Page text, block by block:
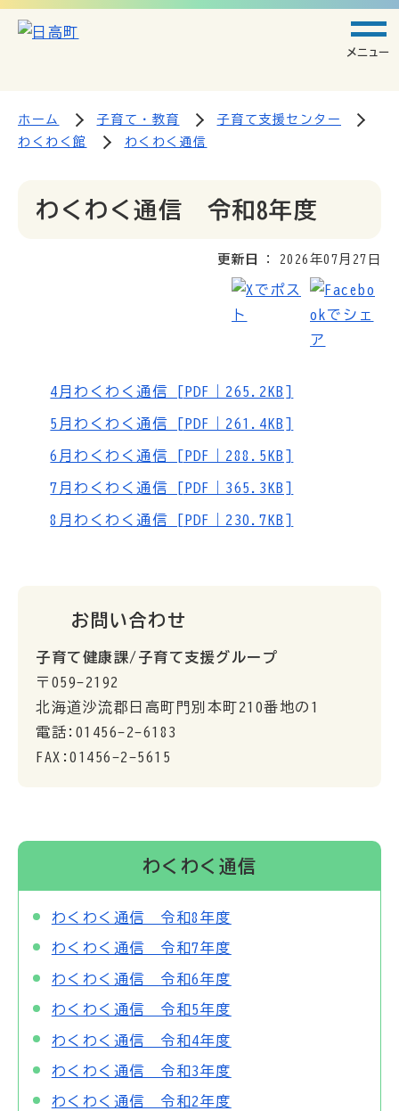
メニュー
ホーム 子育て・教育
子育て支援センター
わくわく館
わくわく通信
わくわく通信 令和8年度
更新日 2026年07月27日
4月わくわく通信 [PDF｜265.2KB]
5月わくわく通信 [PDF｜261.4KB]
6月わくわく通信 [PDF｜288.5KB]
7月わくわく通信 [PDF｜365.3KB]
8月わくわく通信 [PDF｜230.7KB]
お問い合わせ
子育て健康課/子育て支援グループ
〒059-2192
北海道沙流郡日高町門別本町210番地の1
電話:01456-2-6183
FAX:01456-2-5615
わくわく通信
わくわく通信 令和8年度
わくわく通信 令和7年度
わくわく通信 令和6年度
わくわく通信 令和5年度
わくわく通信 令和4年度
わくわく通信 令和3年度
わくわく通信 令和2年度